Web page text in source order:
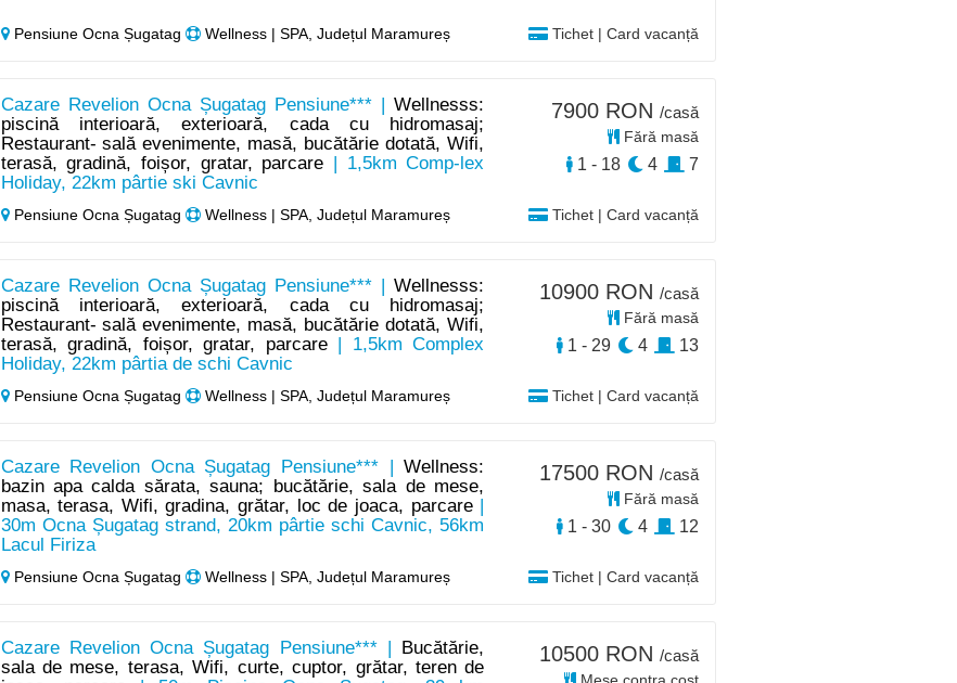
Pensiune Ocna Șugatag Wellness | SPA, Județul Maramureș Tichet | Card vacanță
Cazare Revelion Ocna Șugatag Pensiune*** |Wellnesss:
piscină interioară, exterioară, cada cu hidromasaj;
Restaurant- sală evenimente, masă, bucătărie dotată, Wifi,
terasă, gradină, foișor, gratar, parcare | 1,5km Comp-lex
Holiday, 22km pârtie ski Cavnic
Pensiune Ocna Șugatag Wellness | SPA, Județul Maramureș Tichet | Card vacanță
7900 RON /casă
Fără masă
1 - 18 4 7
Cazare Revelion Ocna Șugatag Pensiune*** |Wellnesss:
piscină interioară, exterioară, cada cu hidromasaj;
Restaurant- sală evenimente, masă, bucătărie dotată, Wifi,
terasă, gradină, foișor, gratar, parcare| 1,5km Complex
Holiday, 22km pârtia de schi Cavnic
Pensiune Ocna Șugatag Wellness | SPA, Județul Maramureș Tichet | Card vacanță
10900 RON /casă
Fără masă
1 - 29 4 13
Cazare Revelion Ocna Șugatag Pensiune*** |Wellness:
bazin apa calda sărata, sauna; bucătărie, sala de mese,
masa, terasa, Wifi, gradina, grătar, loc de joaca, parcare|
30m Ocna Șugatag strand, 20km pârtie schi Cavnic, 56km
Lacul Firiza
Pensiune Ocna Șugatag Wellness | SPA, Județul Maramureș Tichet | Card vacanță
17500 RON /casă
Fără masă
1 - 30 4 12
Cazare Revelion Ocna Șugatag Pensiune*** |
Bucătărie,
sala de mese, terasa, Wifi, curte, cuptor, grătar, teren de
10500 RON /casă